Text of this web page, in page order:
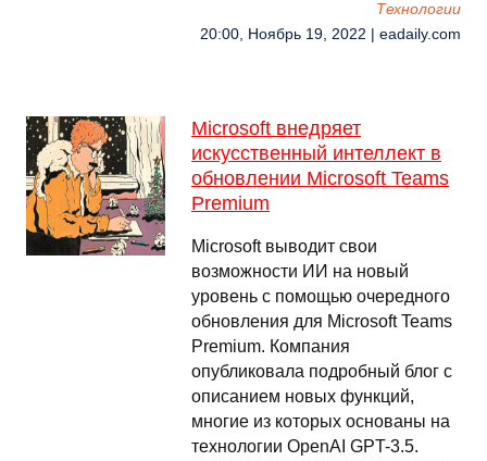
Технологии
20:00, Ноябрь 19, 2022 | eadaily.com
Microsoft внедряет
искусственный интеллект в
обновлении Microsoft Teams
Premium
Microsoft выводит свои
возможности ИИ на новый
уровень с помощью очередного
обновления для Microsoft Teams
Premium. Компания
опубликовала подробный блог с
описанием новых функций,
многие из которых основаны на
технологии OpenAI GPT-3.5.